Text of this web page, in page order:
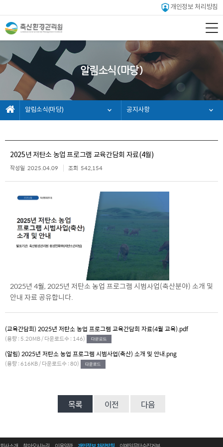
개인정보 처리방침
알림소식(마당)
알림소식(마당) 공지사항
2025년 저탄소 농업 프로그램 교육간담회 자료(4월)
작성일 2025.04.09 조회 542,154
2025년 4월, 2025년 저탄소 농업 프로그램 시범사업(축산분야) 소개 및
안내 자료 공유합니다.
(교육간담회) 2025년 저탄소 농업 프로그램 교육간담회 자료(4월 교육).pdf
(용량 : 5.20MB / 다운로드수 : 146)
(알림) 2025년 저탄소 농업 프로그램 시범사업(축산) 소개 및 안내.png
(용량 : 616KB / 다운로드수 : 80)
목록 이전 다음